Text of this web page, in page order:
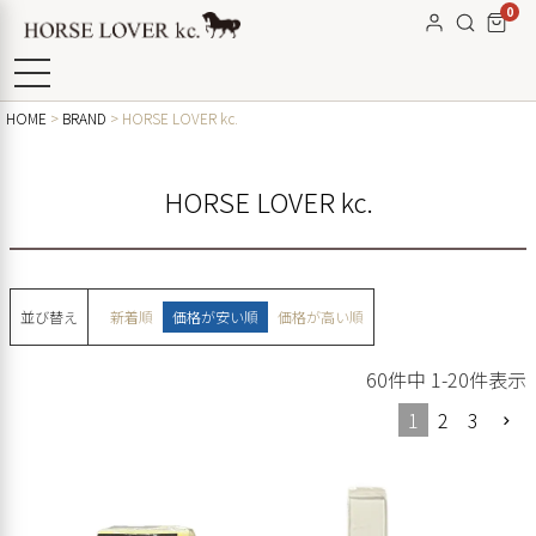
0
HOME BRAND HORSE LOVER kc.
HORSE LOVER kc.
並び替え 新着順 価格が安い順 価格が高い順
60件中 1-20件表示
1
2 3